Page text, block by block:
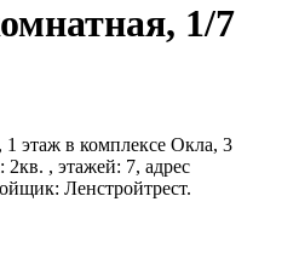
1/7
этаж в комплексе Окла, 3
2кв. , этажей: 7, адрес
Ленстройтрест.